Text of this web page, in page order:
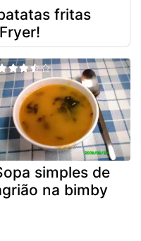
fritas
simples de
na bimby